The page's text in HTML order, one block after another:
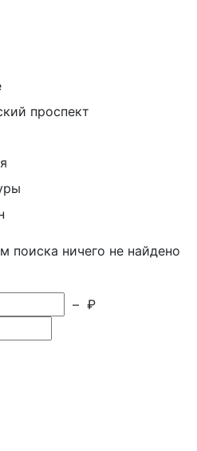
проспект
поиска ничего не найдено
– ₽